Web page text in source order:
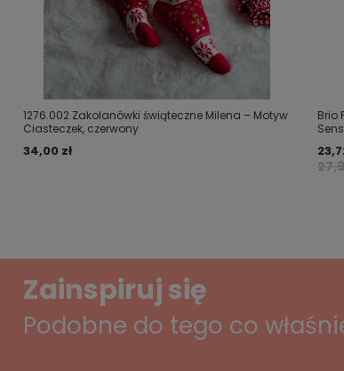
1276.002 Zakolanówki świąteczne Milena – Motyw
Ciasteczek, czerwony
34,00 zł
Brio
Zainspiruj się
Podobne do tego co